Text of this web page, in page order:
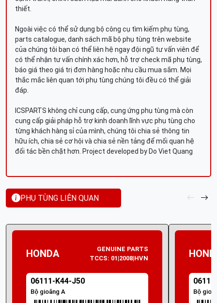
thiết.
Ngoài việc có thể sử dụng bộ công cụ tìm kiếm phụ tùng,
parts catalogue, danh sách mã bộ phụ tùng trên website
của chúng tôi bạn có thể liên hệ ngay đội ngũ tư vấn viên để
có thể nhận tư vấn chính xác hơn, hỗ trợ check mã phụ tùng,
báo giá theo giá trị đơn hàng hoặc nhu cầu mua sắm. Mọi
thắc mắc liên quan tới phụ tùng chúng tôi đều có thể giải
đáp.
ICSPARTS không chỉ cung cấp, cung ứng phụ tùng mà còn
cung cấp giải pháp hỗ trợ kinh doanh lĩnh vực phụ tùng cho
từng khách hàng sỉ của mình, chúng tôi chia sẻ thông tin
hữu ích, chia sẻ cơ hội và chia sẻ nền tảng để mối quan hệ
đối tác bền chặt hơn. Project developed by Do Viet Quang
PHỤ TÙNG LIÊN QUAN
HONDA
GENUINE PARTS
TCCS: 01|2008|HVN
06111-K44-J50
Bộ gioăng A Bộ